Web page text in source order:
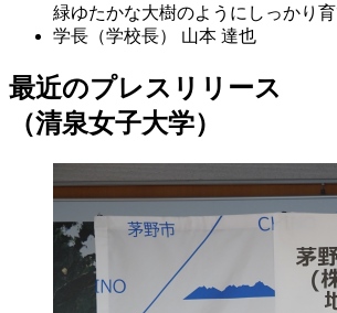
緑ゆたかな大樹のようにしっかり育
学長（学校長）
山本 達也
最近のプレスリリース
（清泉女子大学）